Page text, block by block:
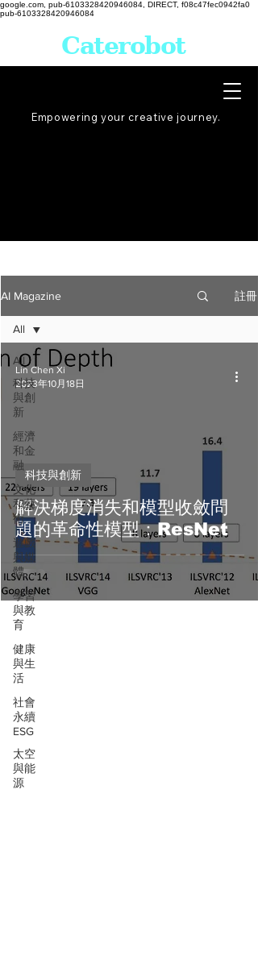
google.com, pub-6103328420946084, DIRECT, f08c47fec0942fa0
pub-6103328420946084
Empowering your creative journey.
Caterobot
AI Magazine 註冊
All
科技
與創
新
經濟
和金
融
文化
和藝
術
遊戲
與媒
體
學習
與教
育
健康
與生
活
社會
永續
ESG
太空
與能
源
All
解決梯度消失和模型收斂問
題的革命性模型：ResNet
科技與創新
Lin Chen Xi
2023年10月18日